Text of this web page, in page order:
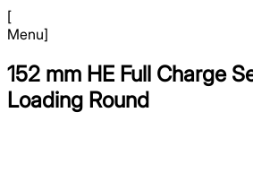
[
Menu]
152 mm HE Full Charge
Loading Round